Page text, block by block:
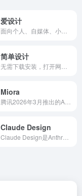
爱设计
简单设计
Miora
Claude Design